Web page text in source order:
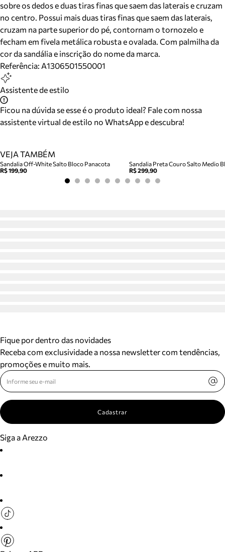
sobre os dedos e duas tiras finas que saem das laterais e cruzam
no centro. Possui mais duas tiras finas que saem das laterais,
cruzam na parte superior do pé, contornam o tornozelo e
fecham em fivela metálica robusta e ovalada. Com palmilha da
cor da sandália e inscrição do nome da marca.
Referência: A1306501550001
Assistente de estilo
Ficou na dúvida se esse é o produto ideal? Fale com nossa
assistente virtual de estilo no WhatsApp e descubra!
VEJA TAMBÉM
Sandalia Off-White Salto Bloco Panacota
R$ 199,90
Sandalia Preta Couro Salto Medio
R$ 299,90
Fique por dentro das novidades
Receba com exclusividade a nossa newsletter com tendências,
promoções e muito mais.
Cadastrar
Siga a Arezzo